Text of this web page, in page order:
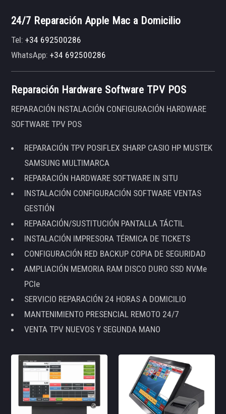
24/7 Reparación Apple Mac a Domicilio
Tel:+34 692500286
WhatsApp:+34 692500286
Reparación Hardware Software TPV POS
REPARACIÓN INSTALACIÓN CONFIGURACIÓN HARDWARE
SOFTWARE TPV POS
REPARACIÓN TPV POSIFLEX SHARP CASIO HP MUSTEK
SAMSUNG MULTIMARCA
REPARACIÓN HARDWARE SOFTWARE IN SITU
INSTALACIÓN CONFIGURACIÓN SOFTWARE VENTAS
GESTIÓN
REPARACIÓN/SUSTITUCIÓN PANTALLA TÁCTIL
INSTALACIÓN IMPRESORA TÉRMICA DE TICKETS
CONFIGURACIÓN RED BACKUP COPIA DE SEGURIDAD
AMPLIACIÓN MEMORIA RAM DISCO DURO SSD NVMe
PCIe
SERVICIO REPARACIÓN 24 HORAS A DOMICILIO
MANTENIMIENTO PRESENCIAL REMOTO 24/7
VENTA TPV NUEVOS Y SEGUNDA MANO